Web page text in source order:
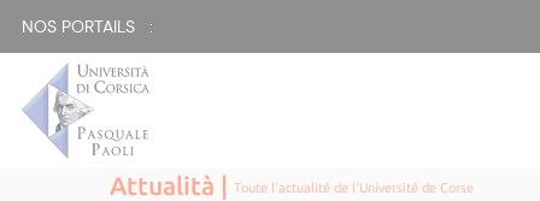
NOS PORTAILS :
Attualità |Toute l'actualité de l'Université de Corse